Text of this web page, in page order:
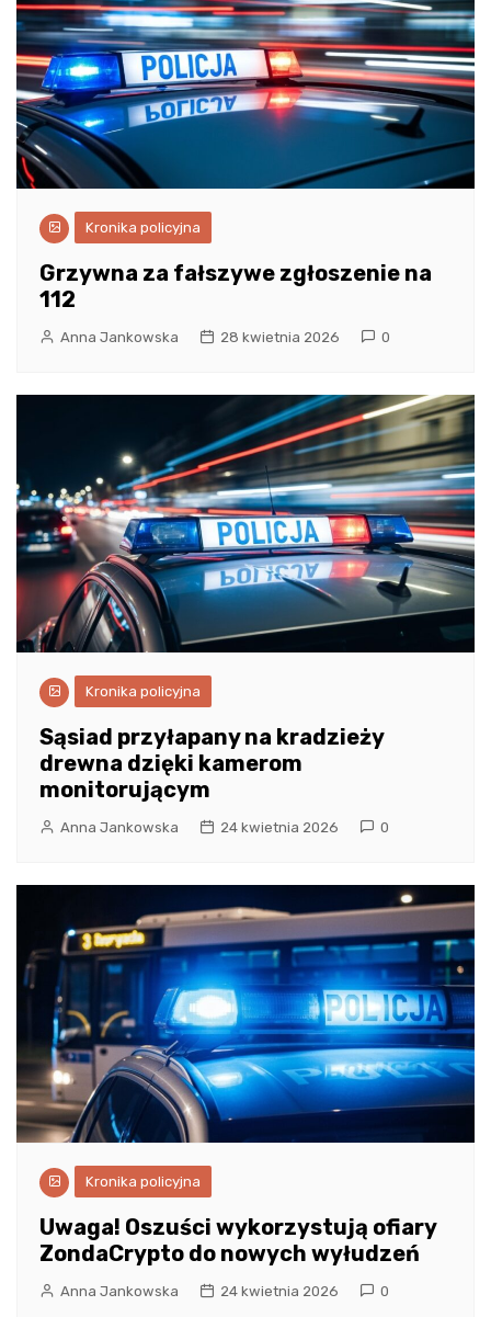
Kronika policyjna
Grzywna za fałszywe zgłoszenie na
112
Anna Jankowska 28 kwietnia 2026 0
Kronika policyjna
Sąsiad przyłapany na kradzieży
drewna dzięki kamerom
monitorującym
Anna Jankowska 24 kwietnia 2026 0
Kronika policyjna
Uwaga! Oszuści wykorzystują ofiary
ZondaCrypto do nowych wyłudzeń
Anna Jankowska 24 kwietnia 2026 0